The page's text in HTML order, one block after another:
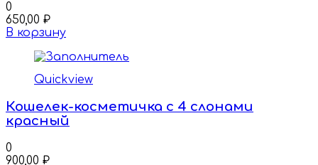
0
650,00 ₽
В корзину
Quickview
Кошелек-косметичка с 4 слонами
красный
0
900,00 ₽